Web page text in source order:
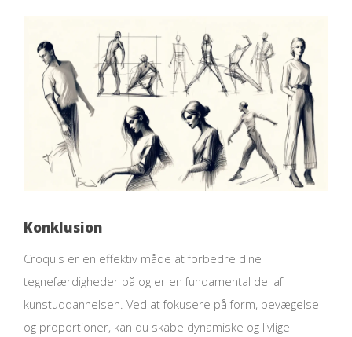
Konklusion
Croquis er en effektiv måde at forbedre dine
tegnefærdigheder på og er en fundamental del af
kunstuddannelsen. Ved at fokusere på form, bevægelse
og proportioner, kan du skabe dynamiske og livlige